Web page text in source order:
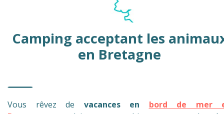
Camping acceptant les
en Bretagne
Vous rêvez de vacances en bord de mer